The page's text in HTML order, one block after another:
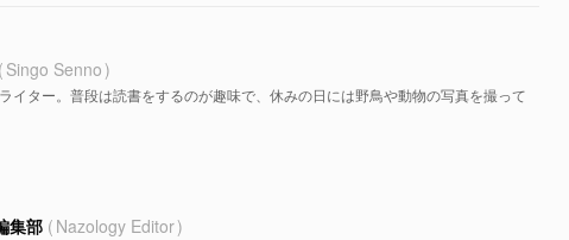
Singo Senno
イター。普段は読書をするのが趣味で、休みの日には野鳥や動物の写真を撮って
集部 Nazology Editor